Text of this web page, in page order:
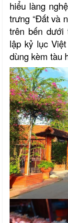
hiểu làng
trưng “Đất và
trên bến dưới
lập kỷ lục
dùng kèm tàu